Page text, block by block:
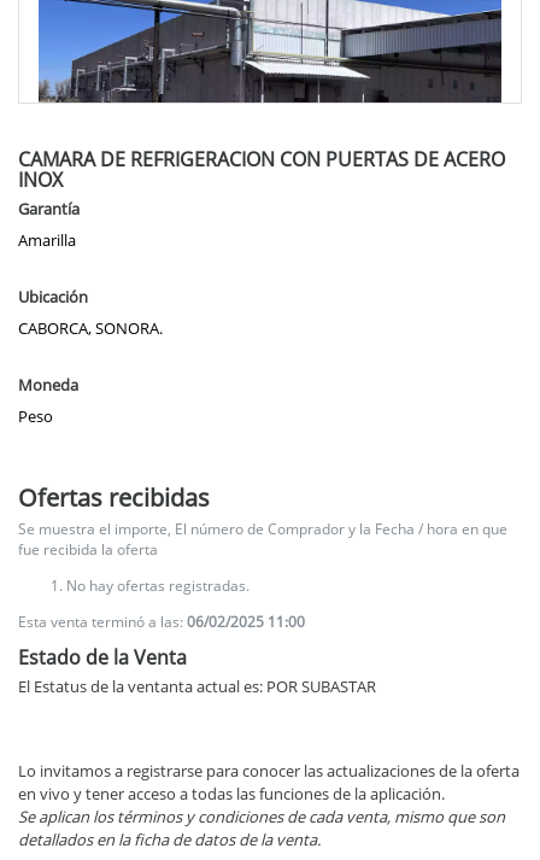
CAMARA DE REFRIGERACION CON PUERTAS DE ACERO
INOX
Garantía
Amarilla
Ubicación
CABORCA, SONORA.
Moneda
Peso
Ofertas recibidas
Se muestra el importe, El número de Comprador y la Fecha / hora en que
fue recibida la oferta
No hay ofertas registradas.
Esta venta terminó a las: 06/02/2025 11:00
Estado de la Venta
El Estatus de la ventanta actual es: POR SUBASTAR
Lo invitamos a registrarse para conocer las actualizaciones de la oferta
en vivo y tener acceso a todas las funciones de la aplicación.
Se aplican los términos y condiciones de cada venta, mismo que son
detallados en la ficha de datos de la venta.